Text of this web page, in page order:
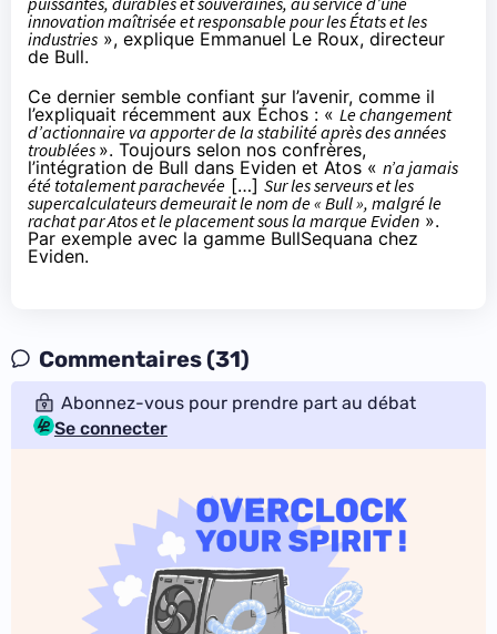
innovation maîtrisée et responsable pour les États et les
industries », explique Emmanuel Le Roux, directeur
de Bull.
Ce dernier semble confiant sur l’avenir, comme il
l’expliquait récemment aux Échos : « Le changement
d’actionnaire va apporter de la stabilité après des années
troublées ». Toujours selon nos confrères,
l’intégration de Bull dans Eviden et Atos « n’a jamais
été totalement parachevée […] Sur les serveurs et les
supercalculateurs demeurait le nom de « Bull », malgré le
rachat par Atos et le placement sous la marque Eviden ».
Par exemple avec la gamme BullSequana chez
Eviden.
Commentaires (31)
Abonnez-vous pour prendre part au débat
Se connecter